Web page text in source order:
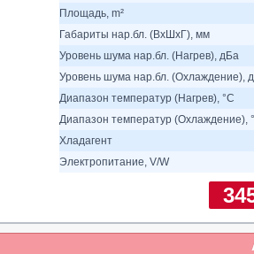
Площадь, m²
Габариты нар.бл. (ВхШхГ), мм
Уровень шума нар.бл. (Нагрев), дБа
Уровень шума нар.бл. (Охлаждение),
Диапазон температур (Нагрев), °C
Диапазон температур (Охлаждение),
Хладагент
Электропитание, V/W